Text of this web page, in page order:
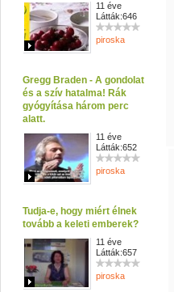
11 éve
Látták:646
piroska
Gregg Braden - A gondolat
és a szív hatalma! Rák
gyógyítása három perc
alatt.
11 éve
Látták:652
piroska
Tudja-e, hogy miért élnek
tovább a keleti emberek?
11 éve
Látták:657
piroska